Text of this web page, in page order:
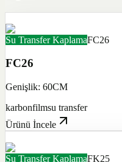
Su Transfer KaplamaFC26
FC26
Genişlik: 60CM
karbonfilmsu transfer
Ürünü İncele
Su Transfer KaplamaFK25